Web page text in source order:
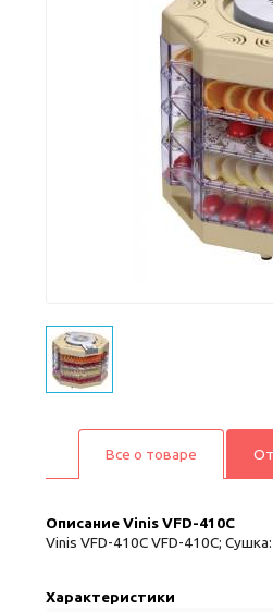
Все о товаре
ОписаниеVinis VFD-410C
Vinis VFD-410C VFD-410C;
Характеристики